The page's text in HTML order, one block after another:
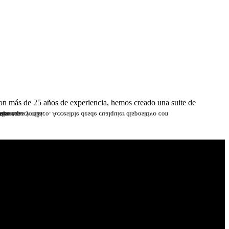
más de 25 años de experiencia, hemos creado una suite de
y más.
espacio físico. Accesible desde cualquier dispositivo con